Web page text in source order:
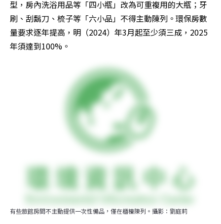
型，房內洗浴用品等「四小瓶」改為可重複用的大瓶；牙
刷、刮鬍刀、梳子等「六小品」不得主動陳列。環保房數
量要求逐年提高，明（2024）年3月起至少須三成，2025
年須達到100%。
有些旅館房間不主動提供一次性備品，僅在櫃檯陳列。攝影：劉庭莉